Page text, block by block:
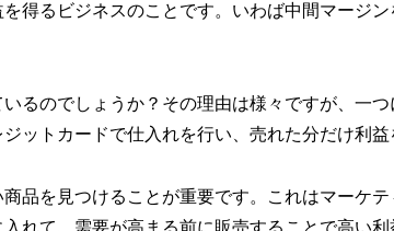
得るビジネスのことです。いわば中間マージ
るのでしょうか？その理由は様々ですが、一
ットカードで仕入れを行い、売れた分だけ利益
品を見つけることが重要です。これはマーケ
れて、需要が高まる前に販売することで高い利